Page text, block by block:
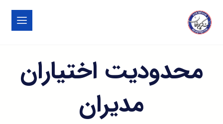
محدودیت اختیاران
مدیران